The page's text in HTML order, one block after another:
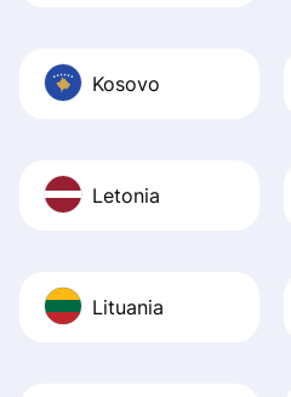
Kosovo
Letonia
Lituania